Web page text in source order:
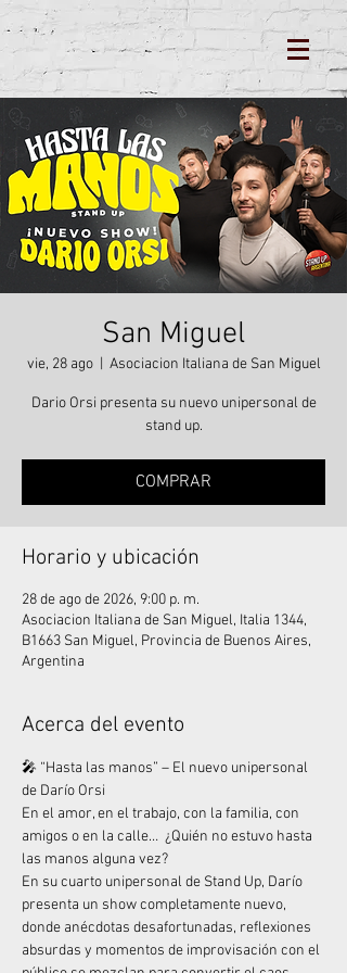
San Miguel
vie, 28 ago
  |
Asociacion Italiana de San Miguel
Dario Orsi presenta su nuevo unipersonal de
stand up.
COMPRAR
Horario y ubicación
28 de ago de 2026, 9:00 p. m.
Asociacion Italiana de San Miguel, Italia 1344,
B1663 San Miguel, Provincia de Buenos Aires,
Argentina
Acerca del evento
🎤 “Hasta las manos” – El nuevo unipersonal
de Darío Orsi
En el amor, en el trabajo, con la familia, con
amigos o en la calle…  ¿Quién no estuvo hasta
las manos alguna vez?
En su cuarto unipersonal de Stand Up, Darío
presenta un show completamente nuevo,
donde anécdotas desafortunadas, reflexiones
absurdas y momentos de improvisación con el